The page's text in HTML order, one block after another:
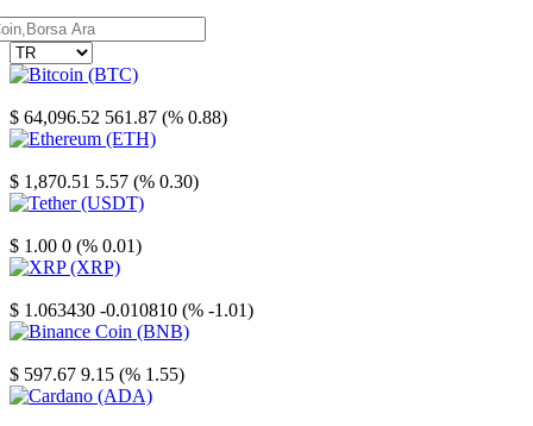
$ 64,096.52 561.87 (% 0.88)
$ 1,870.51 5.57 (% 0.30)
$ 1.00 0 (% 0.01)
$ 1.063430 -0.010810 (% -1.01)
$ 597.67 9.15 (% 1.55)